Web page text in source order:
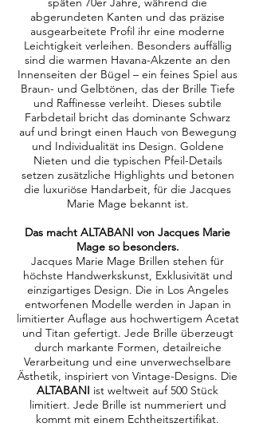
abgerundeten Kanten und das präzise
ausgearbeitete Profil ihr eine moderne
Leichtigkeit verleihen. Besonders auffällig
sind die warmen Havana-Akzente an den
Innenseiten der Bügel – ein feines Spiel aus
Braun- und Gelbtönen, das der Brille Tiefe
und Raffinesse verleiht. Dieses subtile
Farbdetail bricht das dominante Schwarz
auf und bringt einen Hauch von Bewegung
und Individualität ins Design. Goldene
Nieten und die typischen Pfeil-Details
setzen zusätzliche Highlights und betonen
die luxuriöse Handarbeit, für die Jacques
Marie Mage bekannt ist.
Das macht ALTABANI von Jacques Marie
Mage so besonders.
Jacques Marie Mage Brillen stehen für
höchste Handwerkskunst, Exklusivität und
einzigartiges Design. Die in Los Angeles
entworfenen Modelle werden in Japan in
limitierter Auflage aus hochwertigem Acetat
und Titan gefertigt. Jede Brille überzeugt
durch markante Formen, detailreiche
Verarbeitung und eine unverwechselbare
Ästhetik, inspiriert von Vintage-Designs. Die
ALTABANI ist weltweit auf 500 Stück
limitiert. Jede Brille ist nummeriert und
kommt mit einem Echtheitszertifikat.